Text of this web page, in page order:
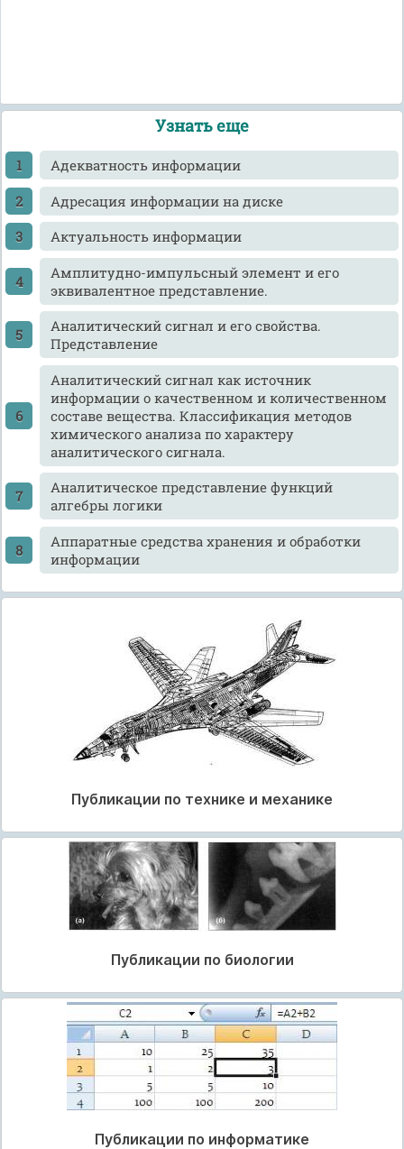
Узнать еще
Адекватность информации
Адресация информации на диске
Актуальность информации
Амплитудно-импульсный элемент и его
эквивалентное представление.
Аналитический сигнал и его свойства.
Представление
Аналитический сигнал как источник
информации о качественном и количественном
составе вещества. Классификация методов
химического анализа по характеру
аналитического сигнала.
Аналитическое представление функций
алгебры логики
Аппаратные средства хранения и обработки
информации
Публикации по технике и механике
Публикации по биологии
Публикации по информатике